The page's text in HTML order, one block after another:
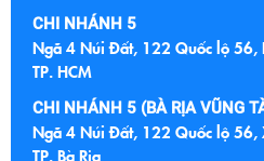
CHI NHÁNH 5
Ngã 4 Núi Đất, 122 Quốc lộ 56,
TP. HCM
CHI NHÁNH 5 (BÀ RỊA VŨNG
Ngã 4 Núi Đất, 122 Quốc lộ 56,
TP. Bà Rịa